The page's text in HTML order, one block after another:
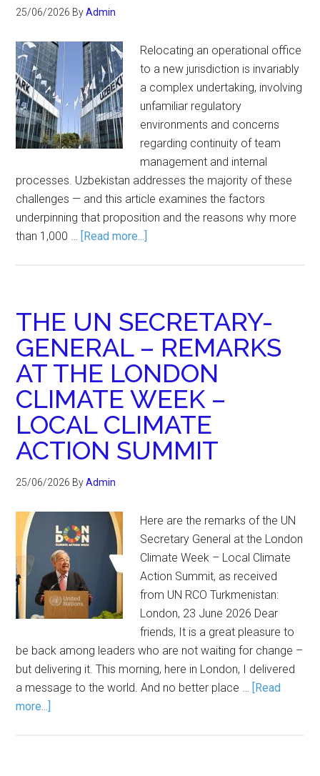
25/06/2026 ByAdmin
Relocating an operational office
to a new jurisdiction is invariably
a complex undertaking, involving
unfamiliar regulatory
environments and concerns
regarding continuity of team
management and internal
processes. Uzbekistan addresses the majority of these
challenges — and this article examines the factors
underpinning that proposition and the reasons why more
than 1,000 … [Read more...]
THE UN SECRETARY-
GENERAL – REMARKS
AT THE LONDON
CLIMATE WEEK –
LOCAL CLIMATE
ACTION SUMMIT
25/06/2026 ByAdmin
Here are the remarks of the UN
Secretary General at the London
Climate Week – Local Climate
Action Summit, as received
from UN RCO Turkmenistan:
London, 23 June 2026 Dear
friends, It is a great pleasure to
be back among leaders who are not waiting for change –
but delivering it. This morning, here in London, I delivered
a message to the world. And no better place … [Read
more...]